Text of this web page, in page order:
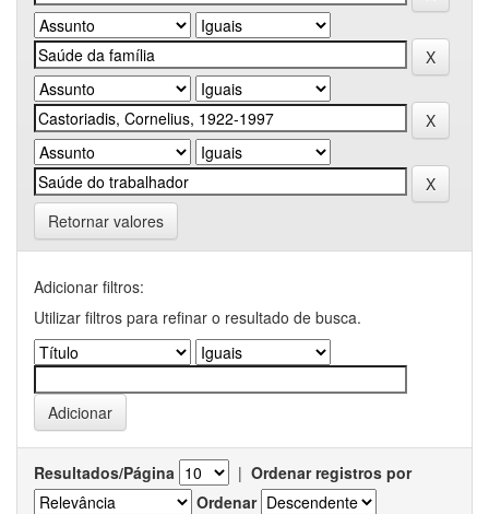
Retornar valores
Adicionar filtros:
Utilizar filtros para refinar o resultado de busca.
Resultados/Página | Ordenar registros por
Ordenar